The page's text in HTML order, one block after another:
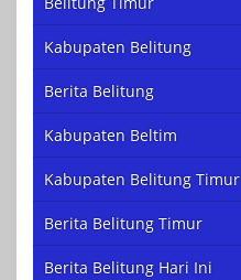
Kabupaten Belitung
Berita Belitung
Kabupaten Beltim
Kabupaten Belitung Timur
Berita Belitung Timur
Berita Belitung Hari Ini